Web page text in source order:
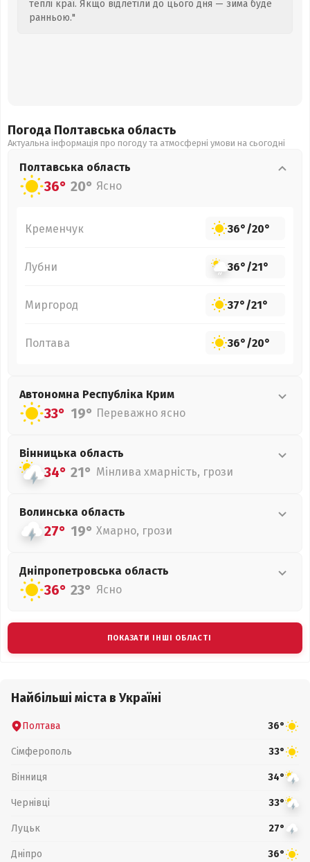
теплі краї. Якщо відлетіли до цього дня — зима буде
ранньою."
Погода Полтавська область
Актуальна інформація про погоду та атмосферні умови на сьогодні
Полтавська область
36° 20° Ясно
Кременчук 36°/20°
Лубни 36°/21°
Миргород 37°/21°
Полтава 36°/20°
Автономна Республіка Крим
33° 19° Переважно ясно
Вінницька область
34° 21° Мінлива хмарність, грози
Волинська область
27° 19° Хмарно, грози
Дніпропетровська область
36° 23° Ясно
ПОКАЗАТИ ІНШІ ОБЛАСТІ
Найбільші міста в Україні
Полтава 36°
Сімферополь 33°
Вінниця 34°
Чернівці 33°
Луцьк 27°
Дніпро 36°